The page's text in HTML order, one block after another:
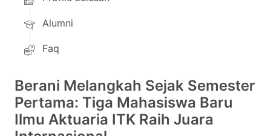
Alumni
Faq
Berani Melangkah Sejak Semester
Pertama: Tiga Mahasiswa Baru
Ilmu Aktuaria ITK Raih Juara